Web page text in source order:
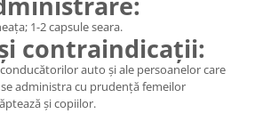
1-2 capsule seara.
contraindicații:
auto și ale persoanelor care
administra cu prudență femeilor
și copiilor.